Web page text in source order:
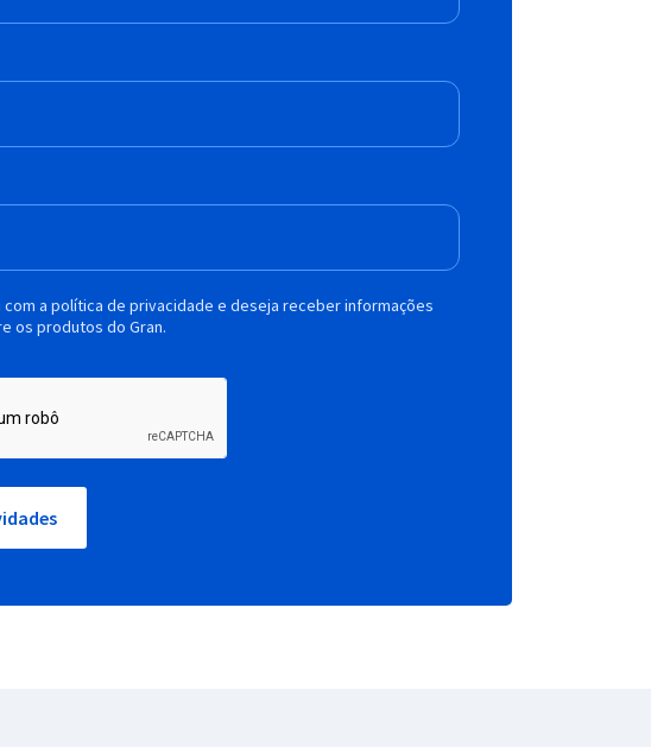
com a política de privacidade e deseja receber informações
os produtos do Gran.